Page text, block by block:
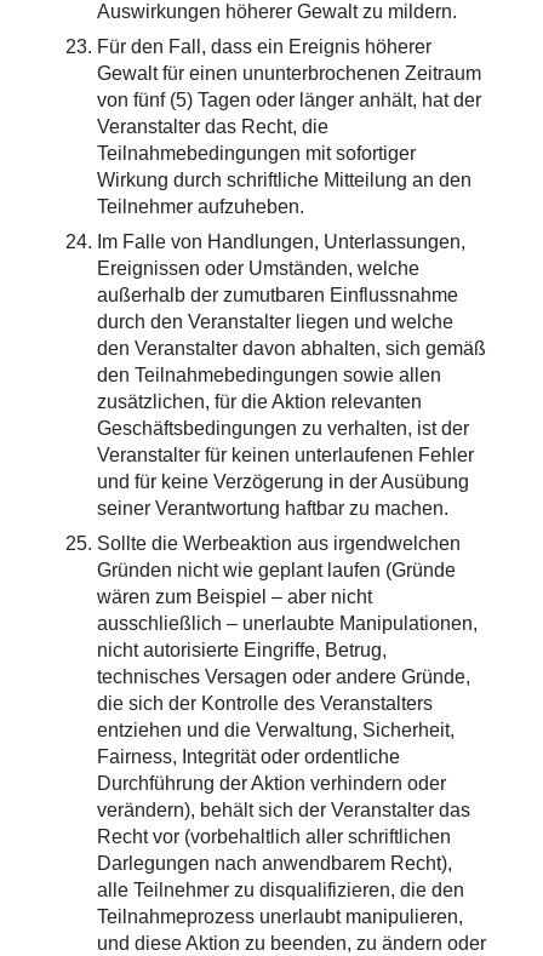
Auswirkungen höherer Gewalt zu mildern.
Für den Fall, dass ein Ereignis höherer
Gewalt für einen ununterbrochenen Zeitraum
von fünf (5) Tagen oder länger anhält, hat der
Veranstalter das Recht, die
Teilnahmebedingungen mit sofortiger
Wirkung durch schriftliche Mitteilung an den
Teilnehmer aufzuheben.
Im Falle von Handlungen, Unterlassungen,
Ereignissen oder Umständen, welche
außerhalb der zumutbaren Einflussnahme
durch den Veranstalter liegen und welche
den Veranstalter davon abhalten, sich gemäß
den Teilnahmebedingungen sowie allen
zusätzlichen, für die Aktion relevanten
Geschäftsbedingungen zu verhalten, ist der
Veranstalter für keinen unterlaufenen Fehler
und für keine Verzögerung in der Ausübung
seiner Verantwortung haftbar zu machen.
Sollte die Werbeaktion aus irgendwelchen
Gründen nicht wie geplant laufen (Gründe
wären zum Beispiel – aber nicht
ausschließlich – unerlaubte Manipulationen,
nicht autorisierte Eingriffe, Betrug,
technisches Versagen oder andere Gründe,
die sich der Kontrolle des Veranstalters
entziehen und die Verwaltung, Sicherheit,
Fairness, Integrität oder ordentliche
Durchführung der Aktion verhindern oder
verändern), behält sich der Veranstalter das
Recht vor (vorbehaltlich aller schriftlichen
Darlegungen nach anwendbarem Recht),
alle Teilnehmer zu disqualifizieren, die den
Teilnahmeprozess unerlaubt manipulieren,
und diese Aktion zu beenden, zu ändern oder